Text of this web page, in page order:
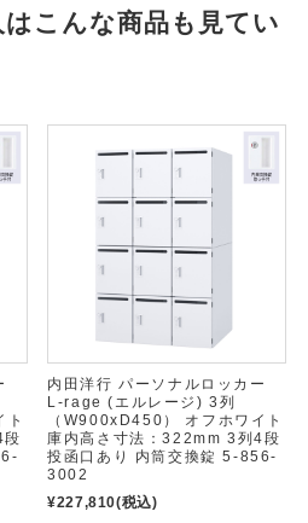
こんな商品も見てい
ト
段
内田洋行 パーソナルロッカー
L-rage (エルレージ) 3列
（W900xD450） オフホワイト
庫内高さ寸法：322mm 3列4段
投函口あり 内筒交換錠 5-856-
3002
¥227,810(税込)